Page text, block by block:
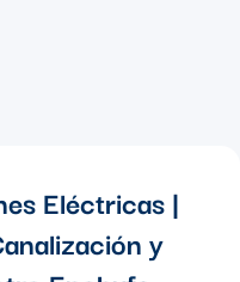
Eléctricas |
y